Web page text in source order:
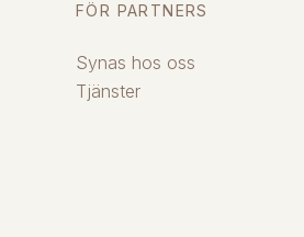
FÖR PARTNERS
Synas hos oss
Tjänster